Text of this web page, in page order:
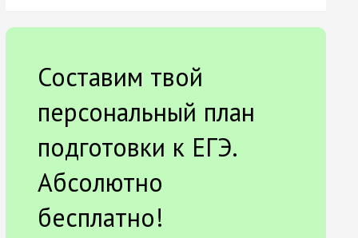
Составим твой
персональный план
подготовки к ЕГЭ.
Абсолютно
бесплатно!